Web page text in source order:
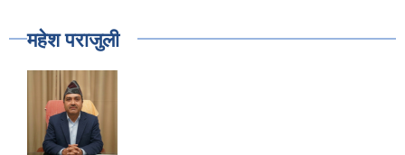
महेश पराजुली